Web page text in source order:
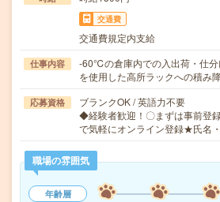
交通費
交通費規定内支給
仕事内容
-60℃の倉庫内での入出荷・仕分
を使用した高所ラックへの積み
応募資格
ブランクOK / 英語力不要
◆経験者歓迎！〇まずは事前登
で気軽にオンライン登録★氏名
職場の雰囲気
年齢層